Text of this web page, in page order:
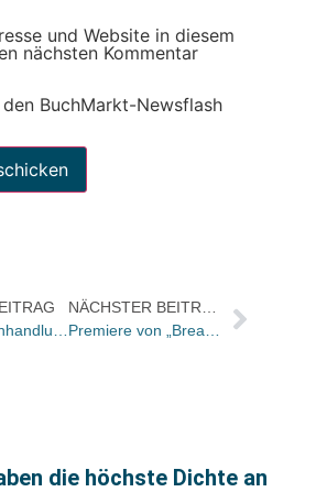
und Website in diesem
nächsten Kommentar
BuchMarkt-Newsflash
Wie die Buchhandlung Roth einen Betriebsausflug unternahm und eine „Ersatzmannschaft“ den Laden schmiss…
NÄCHSTER BEITRAG
Premiere von „Breaking Stones“ in München
die höchste Dichte an